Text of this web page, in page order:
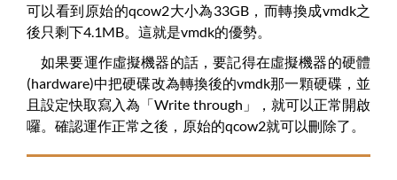
可以看到原始的qcow2大小為33GB，而轉換成vmdk之
後只剩下4.1MB。這就是vmdk的優勢。
如果要運作虛擬機器的話，要記得在虛擬機器的硬體
(hardware)中把硬碟改為轉換後的vmdk那一顆硬碟，並
且設定快取寫入為「Write through」，就可以正常開啟
囉。確認運作正常之後，原始的qcow2就可以刪除了。